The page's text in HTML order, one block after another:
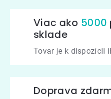
Viac ako 5000
sklade
Tovar je k dispozícii
Doprava